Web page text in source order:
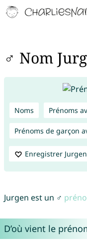
♂ Nom
Noms Prénoms
Prénoms de garçon
Enregistrer Jurgen
Jurgen est un ♂
D’où vient le